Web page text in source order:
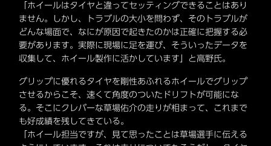
「ホイールはタイヤと違ってセッティングできることはあり
ません。しかし、トラブルの大小を問わず、そのトラブルが
どんな場面で、なにが原因で起きたのかは正確に把握する必
要があります。実際に現場に足を運び、そういったデータを
収集して、ホイール製作に活かしています」と高野氏。
グリップに優れるタイヤを剛性あふれるホイールでグリップ
させるからこそ、速くて角度のついたドリフトが可能にな
る。そこにクレバーな草場佑介の走りが相まって、これまで
も好成績を残してきている。
「ホイール担当ですが、見て思ったことは草場選手に伝える